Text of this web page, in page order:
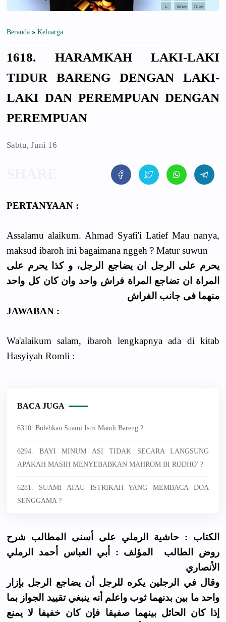
Beranda » Keluarga
1618. HARAMKAH LAKI-LAKI
TIDUR BARENG DENGAN LAKI-
LAKI DAN PEREMPUAN DENGAN
PEREMPUAN
Sabtu, Juni 16
PERTANYAAN :
Assalamu alaikum. Ahmad Syafi'i Latief Mau nanya,
maksud ibaroh ini bagaimana nggeh ? Matur suwun
يحرم على الرجل ان يضاجع الرجل، و كذا يحرم على
المراة ان تضاجع المراة فراش واحد وان كان كل واحد
منهما فى جانب الفراش
JAWABAN :
Wa'alaikum salam, ibaroh lengkapnya ada di kitab
Hasyiyah Romli :
BACA JUGA
6310. Bolehkan Suami Istri Mandi Bareng ?
6294. BAYI MINUM ASI TIDAK SECARA LANGSUNG
APAKAH MASIH MENYEBABKAN MAHROM BI RODHO' ?
6281. SUAMI ATAU ISTRIKAH YANG MEMBACA DOA
SENGGAMA ?
الكتاب : حاشية الرملي على أسنى المطالب شرح
روض الطالب المؤلف : أبي العباس أحمد الرملي
الأنصاري
وقال في الرجلين يكره للرجل أن يضاجع الرجل بإزار
واحد ما بين بدنهما ثوب واعلم أنه ينبغي تقييد الجواز بما
إذا كان الحائل بينهما صفيقا فإن كان خفيفا لا يمنع